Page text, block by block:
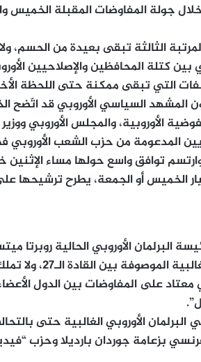
جولة المفاوضات المقبلة
الثالثة تبقى بعيدة من الحسم،
كتلة المحافظين والإصلاحيين
التي تبقى ممكنة حتى اللحظة
الأوروبية، والمجلس الأوروبي ووزير
المدعومة من حزب الشعب
توافق واسع حولها مساء
الخميس أو الجمعة، يطرح ترشيحها
البرلمان الأوروبي الحالية روبرتا
الـ27، ولا تملك ميلوني أي وسيلة لاعتراض الآلية.
على المفاوضات بين الدول
الأوروبي الغالبية حتى
بزعامة جوردان بارديلا وحزب